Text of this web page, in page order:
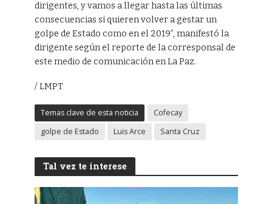
dirigentes, y vamos a llegar hasta las últimas
consecuencias si quieren volver a gestar un
golpe de Estado como en el 2019”, manifestó la
dirigente según el reporte de la corresponsal de
este medio de comunicación en La Paz.
/ LMPT
Temas clave de esta noticia
Cofecay
golpe de Estado
Luis Arce Santa Cruz
Tal vez te interese